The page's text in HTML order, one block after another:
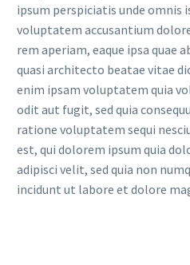
ipsum perspiciatis unde omnis
voluptatem accusantium
rem aperiam, eaque ipsa quae
quasi architecto beatae vitae
enim ipsam voluptatem quia
odit aut fugit, sed quia
ratione voluptatem sequi
est, qui dolorem ipsum quia
adipisci velit, sed quia non
incidunt ut labore et dolore